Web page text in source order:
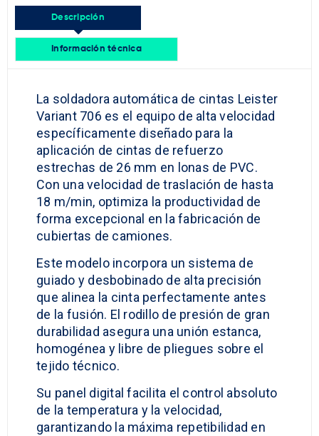
Descripción
Información técnica
La soldadora automática de cintas Leister
Variant 706 es el equipo de alta velocidad
específicamente diseñado para la
aplicación de cintas de refuerzo
estrechas de 26 mm en lonas de PVC.
Con una velocidad de traslación de hasta
18 m/min, optimiza la productividad de
forma excepcional en la fabricación de
cubiertas de camiones.
Este modelo incorpora un sistema de
guiado y desbobinado de alta precisión
que alinea la cinta perfectamente antes
de la fusión. El rodillo de presión de gran
durabilidad asegura una unión estanca,
homogénea y libre de pliegues sobre el
tejido técnico.
Su panel digital facilita el control absoluto
de la temperatura y la velocidad,
garantizando la máxima repetibilidad en